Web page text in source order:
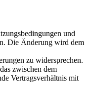
und
Die Änderung wird dem
zu widersprechen.
zwischen dem
Vertragsverhältnis mit